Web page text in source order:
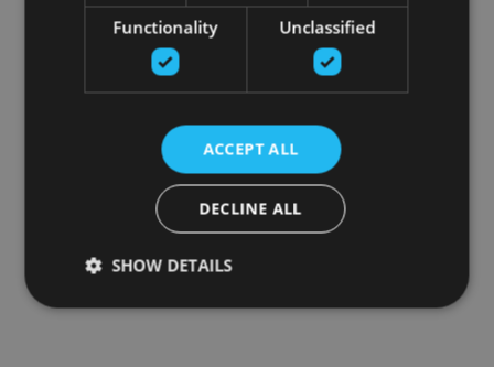
Functionality Unclassified
ACCEPT ALL
DECLINE ALL
SHOW DETAILS